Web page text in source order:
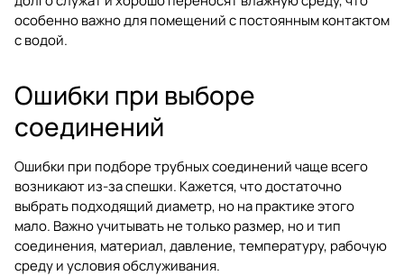
особенно важно для помещений с постоянным контактом
с водой.
Ошибки при выборе
соединений
Ошибки при подборе трубных соединений чаще всего
возникают из-за спешки. Кажется, что достаточно
выбрать подходящий диаметр, но на практике этого
мало. Важно учитывать не только размер, но и тип
соединения, материал, давление, температуру, рабочую
среду и условия обслуживания.